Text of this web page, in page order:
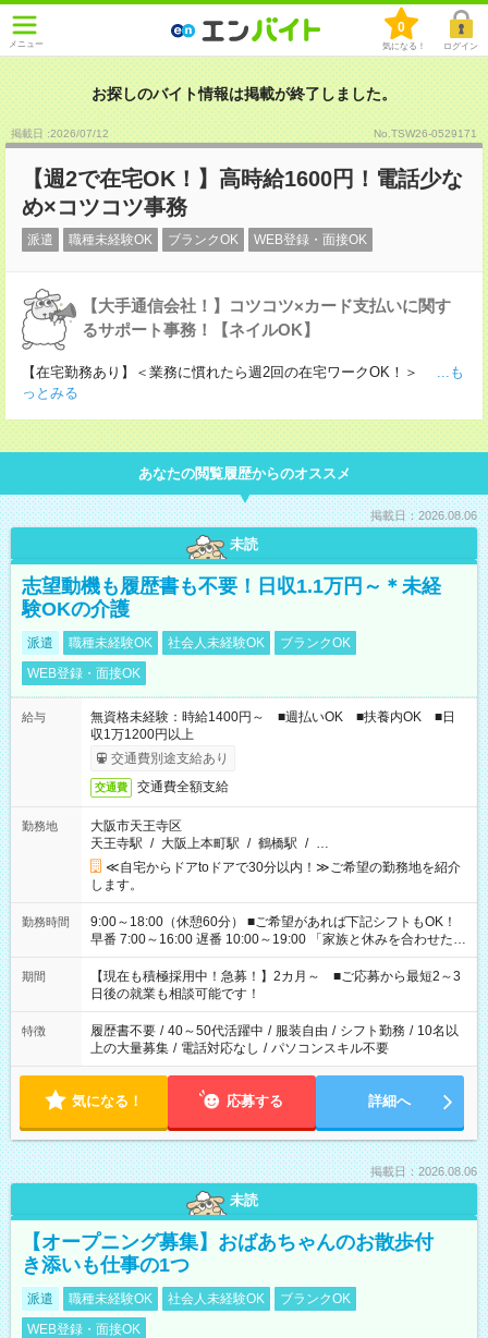
メニュー
0
気になる！ ログイン
お探しのバイト情報は掲載が終了しました。
掲載日 :2026/07/12 No.TSW26-0529171
【週2で在宅OK！】高時給1600円！電話少な
め×コツコツ事務
派遣 職種未経験OK ブランクOK WEB登録・面接OK
【大手通信会社！】コツコツ×カード支払いに関す
るサポート事務！【ネイルOK】
【在宅勤務あり】＜業務に慣れたら週2回の在宅ワークOK！＞
...も
っとみる
あなたの閲覧履歴からのオススメ
掲載日：2026.08.06
未読
志望動機も履歴書も不要！日収1.1万円～＊未経
験OKの介護
派遣 職種未経験OK 社会人未経験OK
ブランクOK
WEB登録・面接OK
給与
無資格未経験：時給1400円～ ■週払いOK ■扶養内OK ■日
収1万1200円以上
交通費別途支給あり
交通費 交通費全額支給
勤務地
大阪市天王寺区
天王寺駅 / 大阪上本町駅 / 鶴橋駅 / …
≪自宅からドアtoドアで30分以内！≫ご希望の勤務地を紹介
します。
勤務時間
9:00～18:00（休憩60分） ■ご希望があれば下記シフトもOK！
早番 7:00～16:00 遅番 10:00～19:00 「家族と休みを合わせた
い」 「余裕を持って夕飯の準備がしたい」 「できれば残業はし
たくない」 など、ご希望を教えてくださいね。 ※Wワーク希望
の方へ 今ご覧のお仕事で希望する勤務時間と、もう1つのお仕事
の勤務時間。 合計で週40時間を超える場合は応募できません。
期間
【現在も積極採用中！急募！】2カ月～ ■ご応募から最短2～3
日後の就業も相談可能です！
特徴 履歴書不要 / 40～50代活躍中 / 服装自由 / シフト勤務 / 10名以
上の大量募集 / 電話対応なし / パソコンスキル不要
気になる！ 応募する 詳細へ
掲載日：2026.08.06
未読
【オープニング募集】おばあちゃんのお散歩付
き添いも仕事の1つ
派遣 職種未経験OK 社会人未経験OK
ブランクOK
WEB登録・面接OK